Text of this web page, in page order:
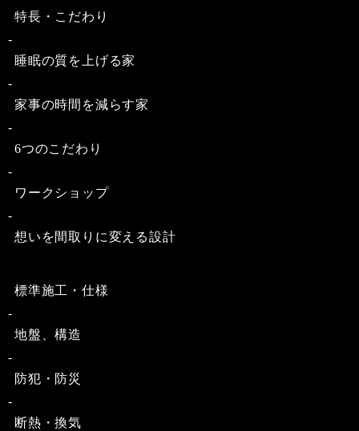
特長・こだわり
睡眠の質を上げる家
家事の時間を減らす家
6つのこだわり
ワークショップ
想いを間取りに変える設計
標準施工・仕様
地盤、構造
防犯・防災
断熱・換気